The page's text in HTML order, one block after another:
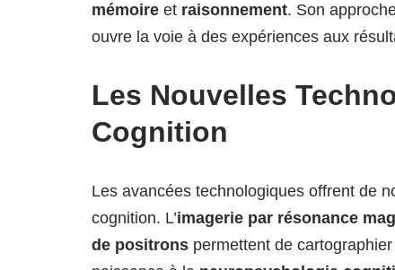
mémoire et raisonnement. Son
ouvre la voie à des expériences aux
Les Nouvelles
Cognition
Les avancées technologiques offrent de
cognition. L’imagerie par résonance
de positrons permettent de